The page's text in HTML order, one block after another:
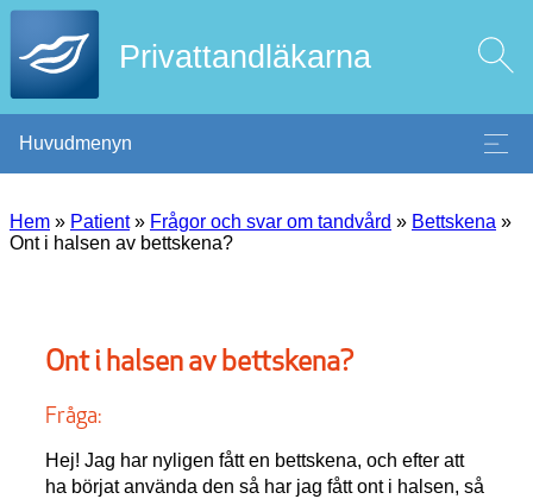
Privattandläkarna
Huvudmenyn
Hem » Patient» Frågor och svar om tandvård » Bettskena »
Ont i halsen av bettskena?
Ont i halsen av bettskena?
Fråga:
Hej! Jag har nyligen fått en bettskena, och efter att
ha börjat använda den så har jag fått ont i halsen, så